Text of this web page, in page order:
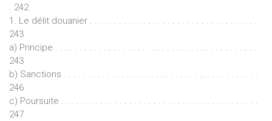
. 242
1. Le délit douanier . . . . . . . . . . . . . . . . . . . . . . . . . . . . . . . . . . .
243
a) Principe . . . . . . . . . . . . . . . . . . . . . . . . . . . . . . . . . . . . . . . . . .
243
b) Sanctions . . . . . . . . . . . . . . . . . . . . . . . . . . . . .. . . . . . . . . . . .
246
c) Poursuite . . . . . . . . . . . . . . . . . . . . . . . . . . . . . . . . . . . . . . . . .
247